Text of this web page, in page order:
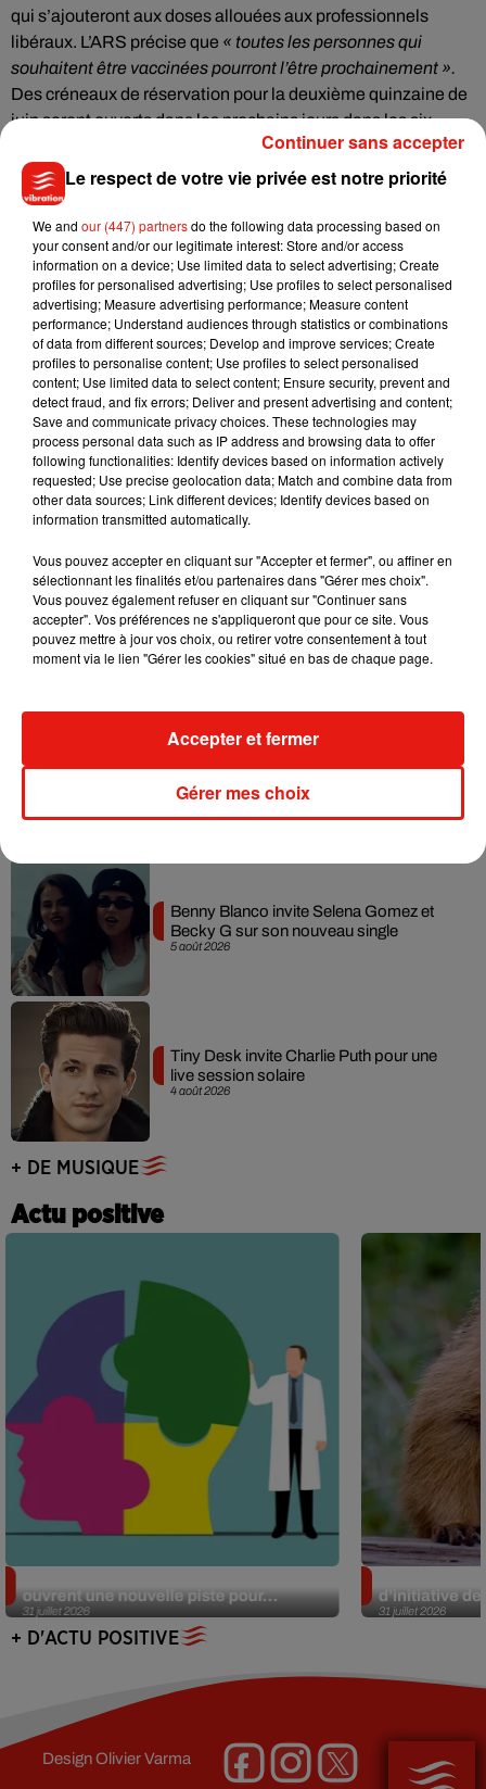
qui s’ajouteront aux doses allouées aux professionnels
libéraux. L’ARS précise que « toutes les personnes qui
souhaitent être vaccinées pourront l’être prochainement ».
Des créneaux de réservation pour la deuxième quinzaine de
juin seront ouverts dans les prochains jours dans les six
Musique
7 août 2026
Julien Lieb s’essaye à la vie de chatelain
dans son nouveau clip
Madonna sort enfin le remix de « Love
Sensation » avec Kylie Minogue
7 août 2026
Tayc et Didi B dévoilent le single le plus
dansant de l’année
7 août 2026
Angèle et Amélie Lens dévoilent leur
collaboration tant attendue
5 août 2026
Benny Blanco invite Selena Gomez et
Becky G sur son nouveau single
4 août 2026
Tiny Desk invite Charlie Puth pour une
live session solaire
+ DE MUSIQUE
Actu positive
31 juillet 2026
ouvrent une nouvelle piste pour...
31 juillet 2026
d’initiative
+ D'ACTU POSITIVE
DesignOlivier Varma
Le respect de votre vie privée est notre priorité
We and our (447) partnersdo the following data processing based on
your consent and/or our legitimate interest: Store and/or access
information on a device; Use limited data to select advertising; Create
profiles for personalised advertising; Use profiles to select personalised
advertising; Measure advertising performance; Measure content
performance; Understand audiences through statistics or combinations
of data from different sources; Develop and improve services; Create
profiles to personalise content; Use profiles to select personalised
content; Use limited data to select content; Ensure security, prevent and
detect fraud, and fix errors; Deliver and present advertising and content;
Save and communicate privacy choices. These technologies may
process personal data such as IP address and browsing data to offer
following functionalities: Identify devices based on information actively
requested; Use precise geolocation data; Match and combine data from
other data sources; Link different devices; Identify devices based on
information transmitted automatically.
Vous pouvez accepter en cliquant sur "Accepter et fermer", ou affiner en
sélectionnant les finalités et/ou partenaires dans "Gérer mes choix".
Vous pouvez également refuser en cliquant sur "Continuer sans
accepter". Vos préférences ne s'appliqueront que pour ce site. Vous
pouvez mettre à jour vos choix, ou retirer votre consentement à tout
moment via le lien "Gérer les cookies" situé en bas de chaque page.
Gérer mes choix
Accepter et fermer
Continuer sans accepter